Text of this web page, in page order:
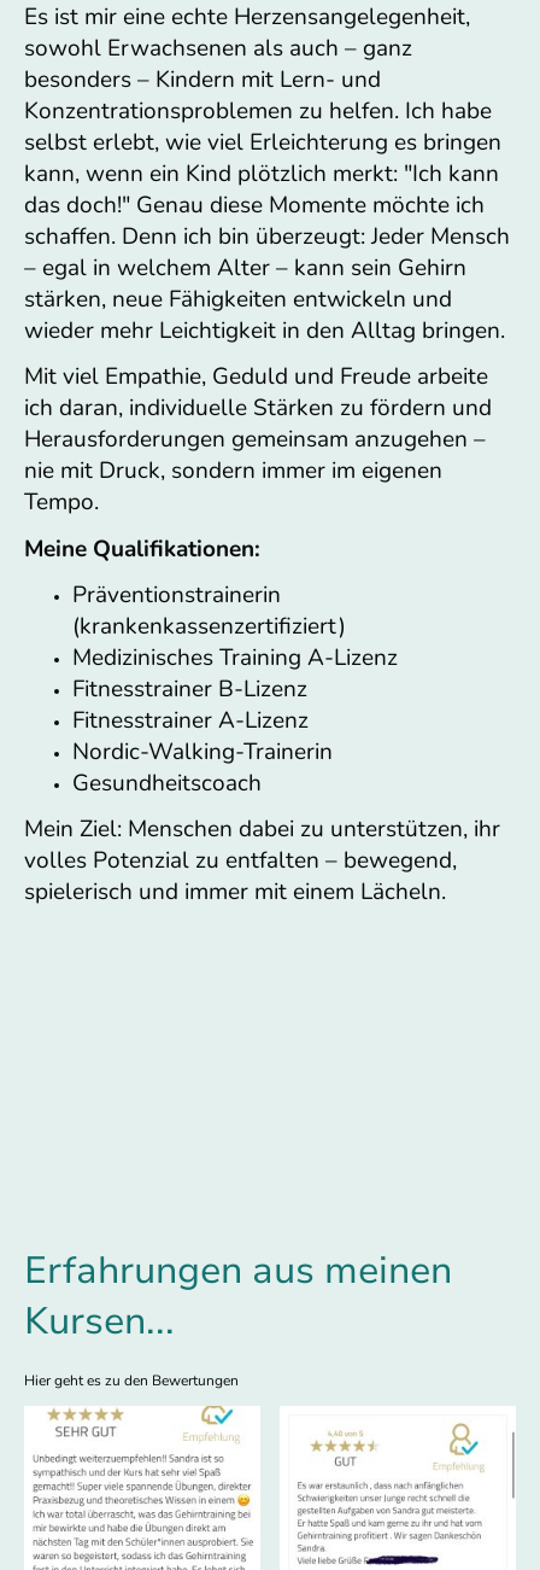
Es ist mir eine echte Herzensangelegenheit,
sowohl Erwachsenen als auch – ganz
besonders – Kindern mit Lern- und
Konzentrationsproblemen zu helfen. Ich habe
selbst erlebt, wie viel Erleichterung es bringen
kann, wenn ein Kind plötzlich merkt: "Ich kann
das doch!" Genau diese Momente möchte ich
schaffen. Denn ich bin überzeugt: Jeder Mensch
– egal in welchem Alter – kann sein Gehirn
stärken, neue Fähigkeiten entwickeln und
wieder mehr Leichtigkeit in den Alltag bringen.
Mit viel Empathie, Geduld und Freude arbeite
ich daran, individuelle Stärken zu fördern und
Herausforderungen gemeinsam anzugehen –
nie mit Druck, sondern immer im eigenen
Tempo.
Meine Qualifikationen:
Präventionstrainerin
(krankenkassenzertifiziert)
Medizinisches Training A-Lizenz
Fitnesstrainer B-Lizenz
Fitnesstrainer A-Lizenz
Nordic-Walking-Trainerin
Gesundheitscoach
Mein Ziel: Menschen dabei zu unterstützen, ihr
volles Potenzial zu entfalten – bewegend,
spielerisch und immer mit einem Lächeln.
Erfahrungen aus meinen
Kursen...
Hier geht es zu den Bewertungen